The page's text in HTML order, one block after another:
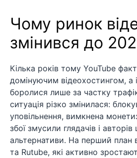
Чому ринок
змінився до
Кілька років тому YouTube
домінуючим відеохостингом, а
боролися лише за частку
ситуація різко змінилася:
уповільнення, вимкнена
збої змусили глядачів і
альтернативи. На перший план
та Rutube, які активно